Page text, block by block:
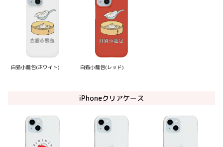
白猫小籠包(ホワイト) 白猫小籠包(レッド)
iPhoneクリアケース